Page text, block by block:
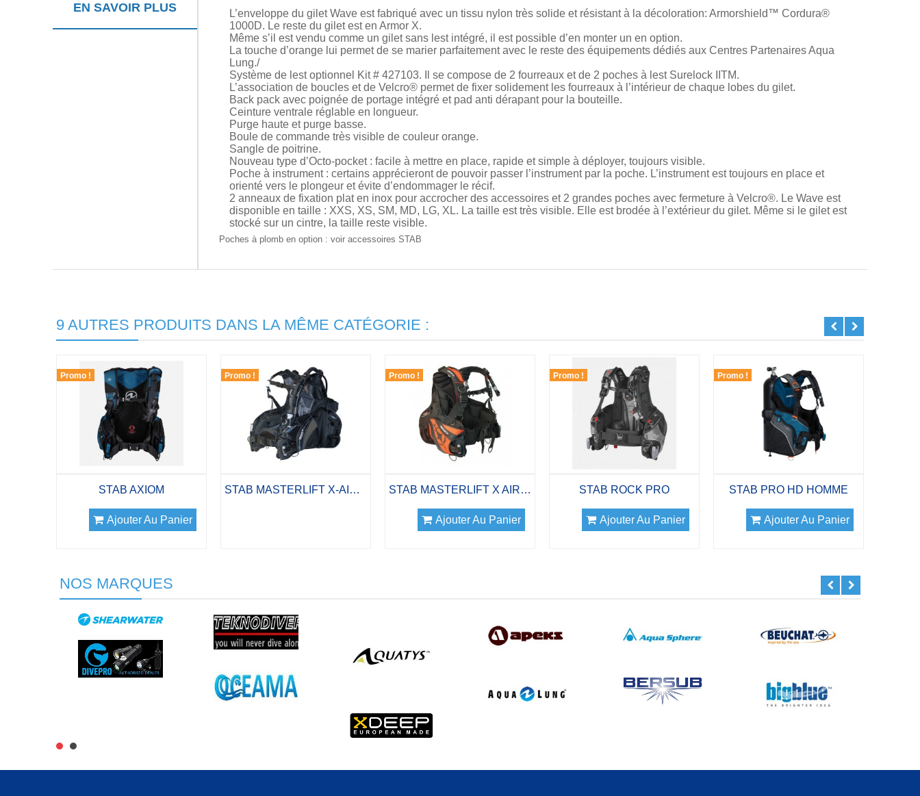
EN SAVOIR PLUS
L’enveloppe du gilet Wave est fabriqué avec un tissu nylon très solide et résistant à la décoloration: Armorshield™ Cordura®
1000D. Le reste du gilet est en Armor X.
Même s’il est vendu comme un gilet sans lest intégré, il est possible d’en monter un en option.
La touche d’orange lui permet de se marier parfaitement avec le reste des équipements dédiés aux Centres Partenaires Aqua
Lung./
Système de lest optionnel Kit # 427103. Il se compose de 2 fourreaux et de 2 poches à lest Surelock IITM.
L’association de boucles et de Velcro® permet de fixer solidement les fourreaux à l’intérieur de chaque lobes du gilet.
Back pack avec poignée de portage intégré et pad anti dérapant pour la bouteille.
Ceinture ventrale réglable en longueur.
Purge haute et purge basse.
Boule de commande très visible de couleur orange.
Sangle de poitrine.
Nouveau type d’Octo-pocket : facile à mettre en place, rapide et simple à déployer, toujours visible.
Poche à instrument : certains apprécieront de pouvoir passer l’instrument par la poche. L’instrument est toujours en place et
orienté vers le plongeur et évite d’endommager le récif.
2 anneaux de fixation plat en inox pour accrocher des accessoires et 2 grandes poches avec fermeture à Velcro®. Le Wave est
disponible en taille : XXS, XS, SM, MD, LG, XL. La taille est très visible. Elle est brodée à l’extérieur du gilet. Même si le gilet est
stocké sur un cintre, la taille reste visible.
Poches à plomb en option : voir accessoires STAB
9 AUTRES PRODUITS DANS LA MÊME CATÉGORIE :
Promo !
STAB AXIOM
Ajouter Au Panier
Promo !
STAB MASTERLIFT X-AIR LIGHT LADY
Promo !
STAB MASTERLIFT X AIR COMFORT
Ajouter Au Panier
Promo !
STAB ROCK PRO
Ajouter Au Panier
Promo !
STAB PRO HD HOMME
Ajouter Au Panier
NOS MARQUES